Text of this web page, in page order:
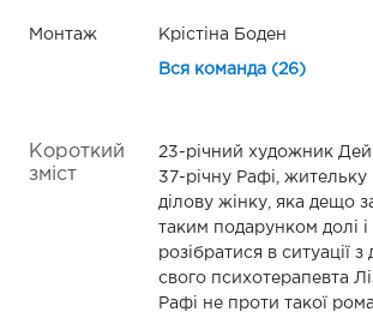
Монтаж Крістіна Боден
Вся команда (26)
Короткий
зміст
23-річний художник
37-річну Рафі,
ділову жінку, яка дещо
таким подарунком долі і
розібратися в ситуації
свого психотерапевта
Рафі не проти такої